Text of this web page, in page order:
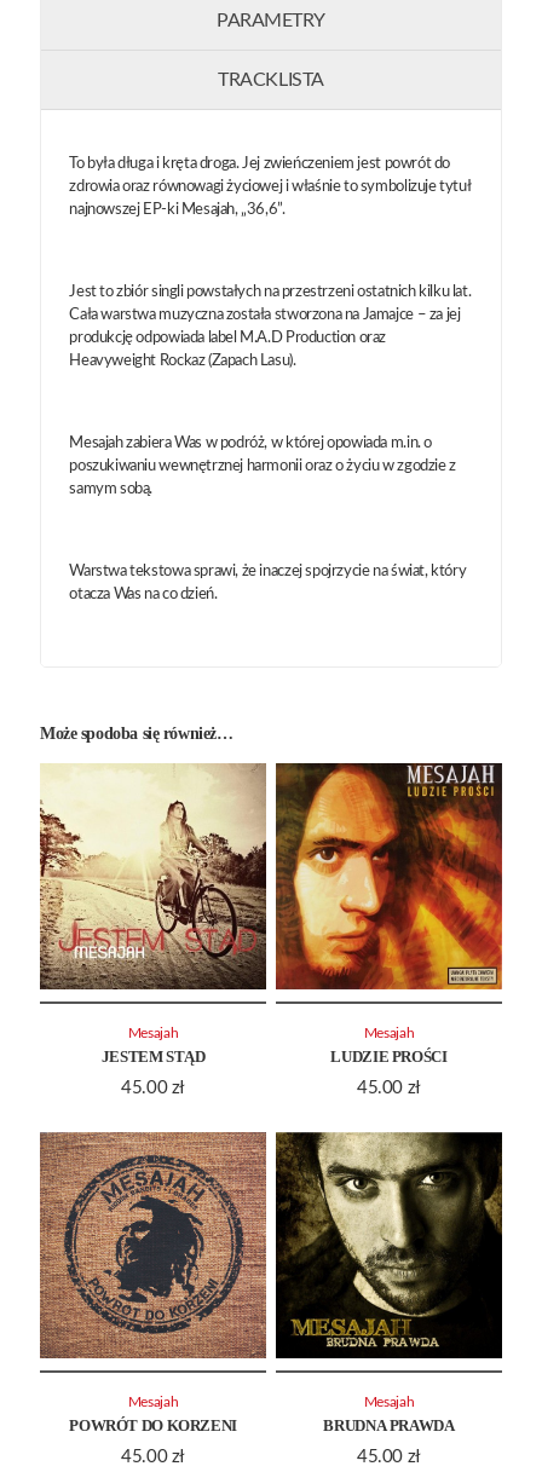
PARAMETRY
TRACKLISTA
To była długa i kręta droga. Jej zwieńczeniem jest powrót do
zdrowia oraz równowagi życiowej i właśnie to symbolizuje tytuł
najnowszej EP-ki Mesajah, „36,6”.
Jest to zbiór singli powstałych na przestrzeni ostatnich kilku lat.
Cała warstwa muzyczna została stworzona na Jamajce – za jej
produkcję odpowiada label M.A.D Production oraz
Heavyweight Rockaz (Zapach Lasu).
Mesajah zabiera Was w podróż, w której opowiada m.in. o
poszukiwaniu wewnętrznej harmonii oraz o życiu w zgodzie z
samym sobą.
Warstwa tekstowa sprawi, że inaczej spojrzycie na świat, który
otacza Was na co dzień.
Może spodoba się również…
JESTEM STĄD
45.00 zł
Mesajah
LUDZIE PROŚCI
45.00 zł
Mesajah
POWRÓT DO KORZENI
45.00 zł
Mesajah
BRUDNA PRAWDA
45.00 zł
Mesajah